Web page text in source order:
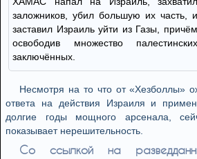
заложников, убил большую их часть, и
заставил Израиль уйти из Газы, причём
освободив множество палестинских
заключённых.
Несмотря на то что от «Хезболлы»
ответа на действия Израиля и
долгие годы мощного арсенала,
показывает нерешительность.
Со ссылкой на